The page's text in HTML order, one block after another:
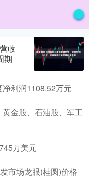
收
期
利润1108.52万元
金股、石油股、军工
万美元
市场龙眼(桂圆)价格